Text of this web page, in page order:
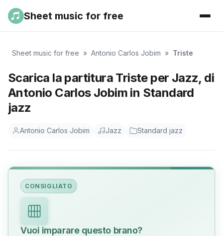
Sheet music for free
Sheet music for free » Antonio Carlos Jobim » Triste
Scarica la partitura Triste per Jazz, di
Antonio Carlos Jobim in Standard
jazz
Antonio Carlos Jobim Jazz Standard jazz
CONSIGLIATO
Vuoi imparare questo brano?